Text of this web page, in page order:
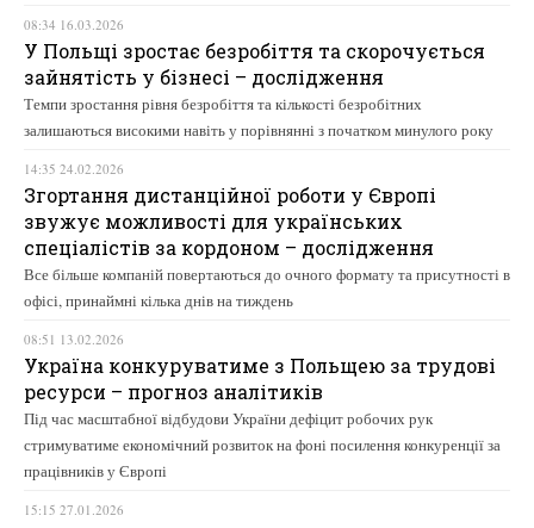
08:34 16.03.2026
У Польщі зростає безробіття та скорочується
зайнятість у бізнесі – дослідження
Темпи зростання рівня безробіття та кількості безробітних
залишаються високими навіть у порівнянні з початком минулого року
14:35 24.02.2026
Згортання дистанційної роботи у Європі
звужує можливості для українських
спеціалістів за кордоном – дослідження
Все більше компаній повертаються до очного формату та присутності в
офісі, принаймні кілька днів на тиждень
08:51 13.02.2026
Україна конкуруватиме з Польщею за трудові
ресурси – прогноз аналітиків
Під час масштабної відбудови України дефіцит робочих рук
стримуватиме економічний розвиток на фоні посилення конкуренції за
працівників у Європі
15:15 27.01.2026